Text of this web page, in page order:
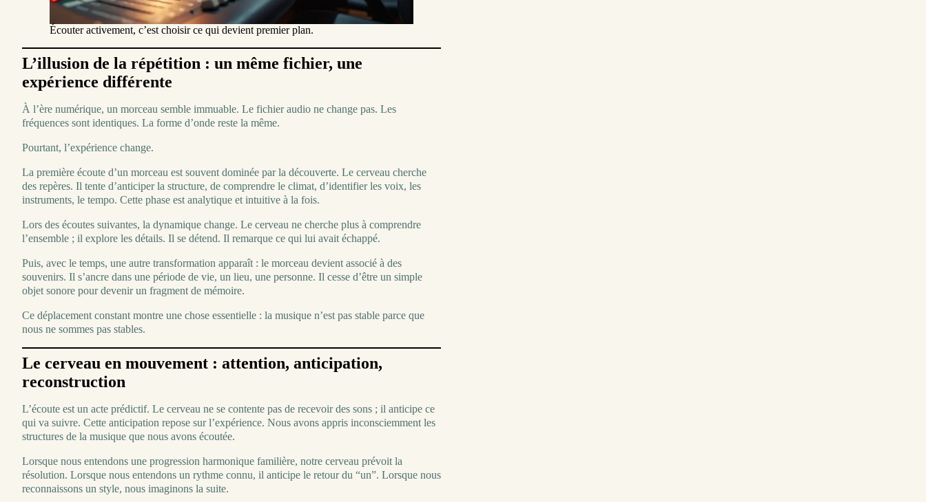
Écouter activement, c’est choisir ce qui devient premier plan.
L’illusion de la répétition : un même fichier, une
expérience différente
À l’ère numérique, un morceau semble immuable. Le fichier audio ne change pas. Les
fréquences sont identiques. La forme d’onde reste la même.
Pourtant, l’expérience change.
La première écoute d’un morceau est souvent dominée par la découverte. Le cerveau cherche
des repères. Il tente d’anticiper la structure, de comprendre le climat, d’identifier les voix, les
instruments, le tempo. Cette phase est analytique et intuitive à la fois.
Lors des écoutes suivantes, la dynamique change. Le cerveau ne cherche plus à comprendre
l’ensemble ; il explore les détails. Il se détend. Il remarque ce qui lui avait échappé.
Puis, avec le temps, une autre transformation apparaît : le morceau devient associé à des
souvenirs. Il s’ancre dans une période de vie, un lieu, une personne. Il cesse d’être un simple
objet sonore pour devenir un fragment de mémoire.
Ce déplacement constant montre une chose essentielle : la musique n’est pas stable parce que
nous ne sommes pas stables.
Le cerveau en mouvement : attention, anticipation,
reconstruction
L’écoute est un acte prédictif. Le cerveau ne se contente pas de recevoir des sons ; il anticipe ce
qui va suivre. Cette anticipation repose sur l’expérience. Nous avons appris inconsciemment les
structures de la musique que nous avons écoutée.
Lorsque nous entendons une progression harmonique familière, notre cerveau prévoit la
résolution. Lorsque nous entendons un rythme connu, il anticipe le retour du “un”. Lorsque nous
reconnaissons un style, nous imaginons la suite.